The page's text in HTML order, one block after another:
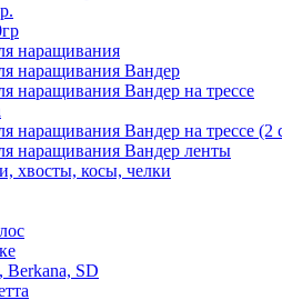
наращивания
наращивания Вандер
наращивания Вандер на трессе
наращивания Вандер на трессе (2
наращивания Вандер ленты
хвосты, косы, челки
Berkana, SD